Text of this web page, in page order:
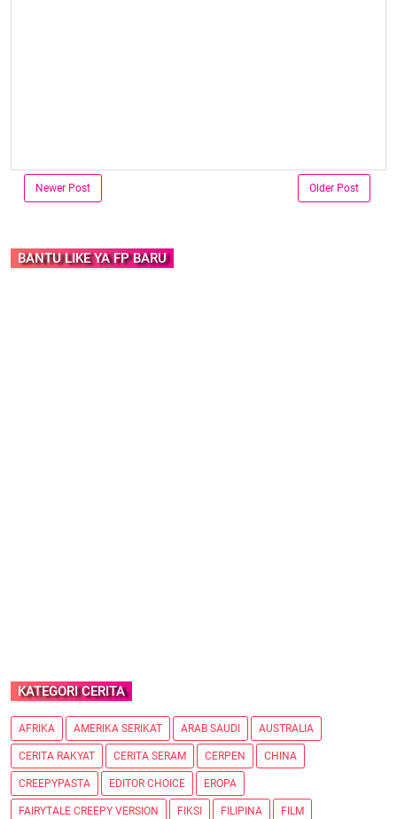
Newer Post Older Post
BANTU LIKE YA FP BARU
KATEGORI CERITA
AFRIKA AMERIKA SERIKAT ARAB SAUDI AUSTRALIA
CERITA RAKYAT CERITA SERAM CERPEN CHINA
CREEPYPASTA EDITOR CHOICE EROPA
FAIRYTALE CREEPY VERSION FIKSI FILIPINA FILM